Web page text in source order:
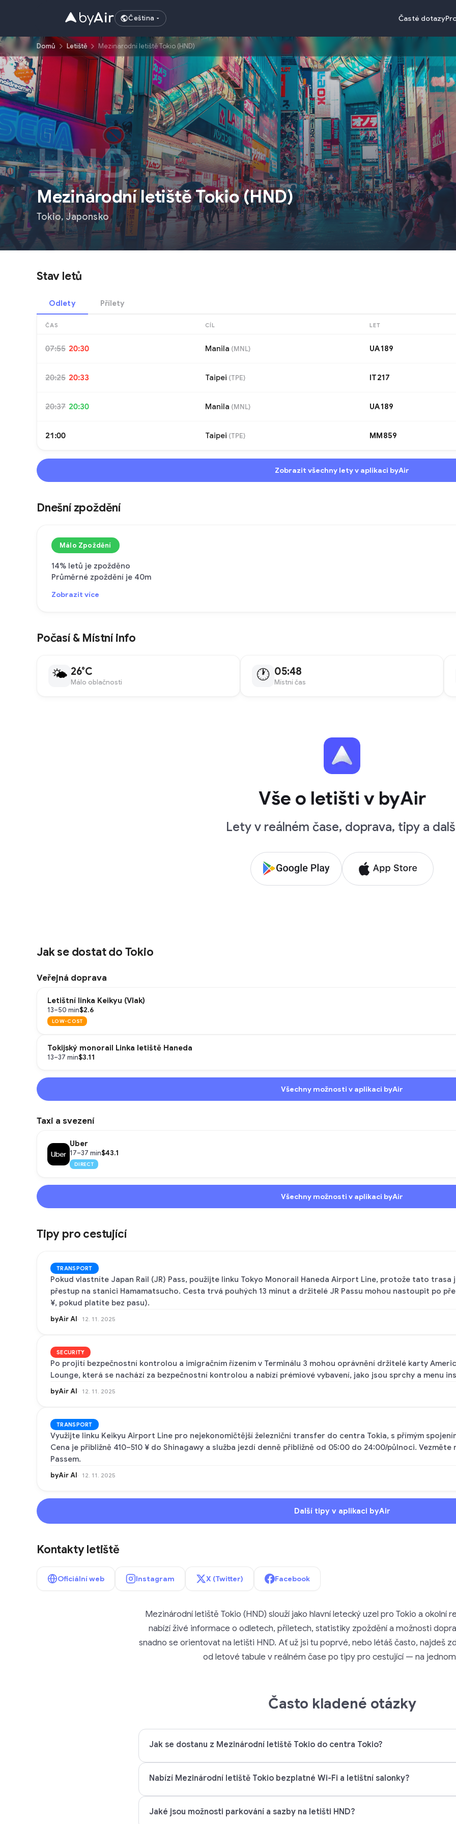
Čeština Časté dotazy
Domů Letiště Mezinárodní letiště Tokio (HND)
HND
Mezinárodní letiště Tokio(HND)
Tokio,Japonsko
Stav letů
Odlety Přílety
ČAS CÍL LET
07:55 20:30 Manila (MNL) UA189
20:25 20:33 Taipei (TPE) IT217
20:37 20:30 Manila (MNL) UA189
21:00 Taipei (TPE) MM859
Zobrazit všechny lety v aplikaci byAir
Dnešní zpoždění
Málo Zpoždění
14% letů je zpožděno
Průměrné zpoždění je 40m
Zobrazit více
Počasí & Místní info
🌤 26°C
Málo oblačnosti 🕐 05:48
Místní čas
Vše o letišti v byAir
Lety v reálném čase, doprava, tipy a
Jak se dostat do Tokio
Veřejná doprava
Letištní linka Keikyu (Vlak)
13–50 min$2.6
LOW-COST
Tokijský monorail Linka letiště Haneda
13–37 min$3.11
Všechny možnosti v aplikaci byAir
Taxi a svezení
Uber
17–37 min$43.1
DIRECT
Všechny možnosti v aplikaci byAir
Tipy pro cestující
TRANSPORT
Pokud vlastníte Japan Rail (JR) Pass, použijte linku Tokyo Monorail Haneda Airport Line, protože tato trasa
přestup na stanici Hamamatsucho. Cesta trvá pouhých 13 minut a držitelé JR Passu mohou nastoupit po
¥, pokud platíte bez pasu).
byAir AI 12. 11. 2025
SECURITY
Po projití bezpečnostní kontrolou a imigračním řízením v Terminálu 3 mohou oprávnění držitelé karty
Lounge, která se nachází za bezpečnostní kontrolou a nabízí prémiové vybavení, jako jsou sprchy a menu
byAir AI 12. 11. 2025
TRANSPORT
Využijte linku Keikyu Airport Line pro nejekonomičtější železniční transfer do centra Tokia, s přímým
Cena je přibližně 410–510 ¥ do Shinagawy a služba jezdí denně přibližně od 05:00 do 24:00/půlnoci. Vezměte
Passem.
byAir AI 12. 11. 2025
Další tipy v aplikaci byAir
Kontakty letiště
Oficiální web Instagram X (Twitter) Facebook
Mezinárodní letiště Tokio (HND) slouží jako hlavní letecký uzel pro Tokio a okolní
nabízí živé informace o odletech, příletech, statistiky zpoždění a možnosti
snadno se orientovat na letišti HND. Ať už jsi tu poprvé, nebo létáš často, najdeš
od letové tabule v reálném čase po tipy pro cestující — na
Často kladené otázky
Jak se dostanu z Mezinárodní letiště Tokio do centra Tokio?
Nabízí Mezinárodní letiště Tokio bezplatné Wi-Fi a letištní salonky?
Jaké jsou možnosti parkování a sazby na letišti HND?